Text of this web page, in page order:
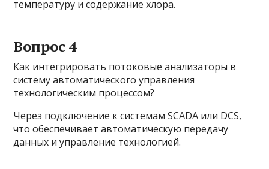
температуру и содержание хлора.
Вопрос 4
Как интегрировать потоковые анализаторы в
систему автоматического управления
технологическим процессом?
Через подключение к системам SCADA или DCS,
что обеспечивает автоматическую передачу
данных и управление технологией.